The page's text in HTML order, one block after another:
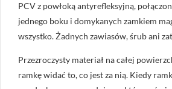
PCV z powłoką antyrefleksyjną,
jednego boku i domykanych zamkiem
wszystko. Żadnych zawiasów, śrub ani
Przezroczysty materiał na całej
ramkę widać to, co jest za nią. Kiedy